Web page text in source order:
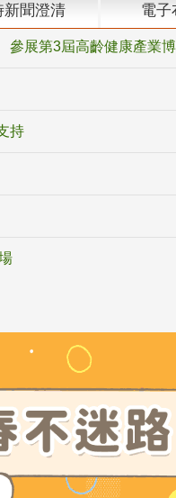
新聞澄清 電子
參展第3屆高齡健康產業
持